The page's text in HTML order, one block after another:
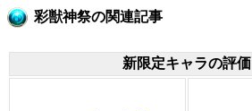
彩獣神祭の関連記事
新限定キャラの評価